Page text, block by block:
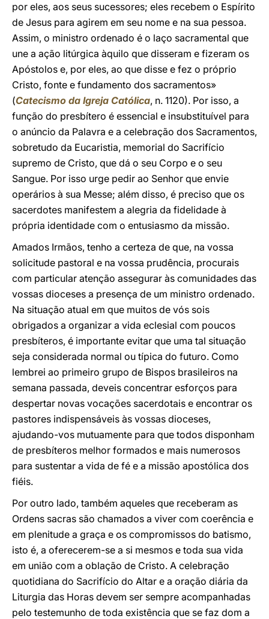
por eles, aos seus sucessores; eles recebem o Espírito
de Jesus para agirem em seu nome e na sua pessoa.
Assim, o ministro ordenado é o laço sacramental que
une a ação litúrgica àquilo que disseram e fizeram os
Apóstolos e, por eles, ao que disse e fez o próprio
Cristo, fonte e fundamento dos sacramentos»
(Catecismo da Igreja Católica, n. 1120). Por isso, a
função do presbítero é essencial e insubstituível para
o anúncio da Palavra e a celebração dos Sacramentos,
sobretudo da Eucaristia, memorial do Sacrifício
supremo de Cristo, que dá o seu Corpo e o seu
Sangue. Por isso urge pedir ao Senhor que envie
operários à sua Messe; além disso, é preciso que os
sacerdotes manifestem a alegria da fidelidade à
própria identidade com o entusiasmo da missão.
Amados Irmãos, tenho a certeza de que, na vossa
solicitude pastoral e na vossa prudência, procurais
com particular atenção assegurar às comunidades das
vossas dioceses a presença de um ministro ordenado.
Na situação atual em que muitos de vós sois
obrigados a organizar a vida eclesial com poucos
presbíteros, é importante evitar que uma tal situação
seja considerada normal ou típica do futuro. Como
lembrei ao primeiro grupo de Bispos brasileiros na
semana passada, deveis concentrar esforços para
despertar novas vocações sacerdotais e encontrar os
pastores indispensáveis às vossas dioceses,
ajudando-vos mutuamente para que todos disponham
de presbíteros melhor formados e mais numerosos
para sustentar a vida de fé e a missão apostólica dos
fiéis.
Por outro lado, também aqueles que receberam as
Ordens sacras são chamados a viver com coerência e
em plenitude a graça e os compromissos do batismo,
isto é, a oferecerem-se a si mesmos e toda sua vida
em união com a oblação de Cristo. A celebração
quotidiana do Sacrifício do Altar e a oração diária da
Liturgia das Horas devem ser sempre acompanhadas
pelo testemunho de toda existência que se faz dom a